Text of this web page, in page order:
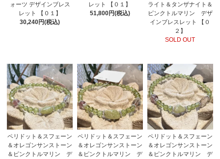
ォーツ デザインブレス
レット 【０１】
30,240円(税込)
レット 【０１】
51,800円(税込)
ライト＆タンザナイト＆
ピンクトルマリン デザ
インブレスレット 【０
２】
SOLD OUT
ペリドット＆スフェーン
＆オレゴンサンストーン
＆ピンクトルマリン デ
ペリドット＆スフェーン
＆オレゴンサンストーン
＆ピンクトルマリン デ
ペリドット＆スフェーン
＆オレゴンサンストーン
＆ピンクトルマリン デ